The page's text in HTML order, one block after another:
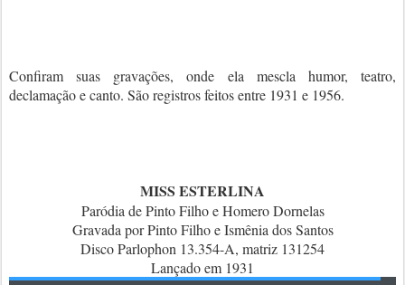
Confiram suas gravações, onde ela mescla humor, teatro,
declamação e canto. São registros feitos entre 1931 e 1956.
MISS ESTERLINA
Paródia de Pinto Filho e Homero Dornelas
Gravada por Pinto Filho e Ismênia dos Santos
Disco Parlophon 13.354-A, matriz 131254
Lançado em 1931